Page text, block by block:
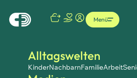
Alltagswelten
KinderNachbarnFamilieArbeit
Menü